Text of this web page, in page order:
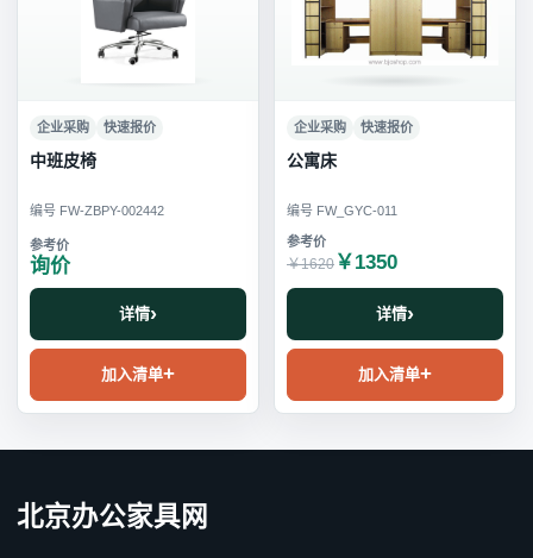
企业采购 快速报价
中班皮椅
编号 FW-ZBPY-002442
询价
详情
加入清单
企业采购 快速报价
公寓床
编号 FW_GYC-011
￥1620 ￥1350
详情
加入清单
北京办公家具网